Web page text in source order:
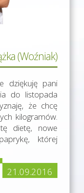
(Woźniak)
dziękuję pani
do listopada
że chcę
kilogramów.
dietę, nowe
której
21.09.2016